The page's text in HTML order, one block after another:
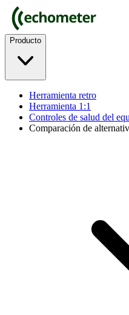
Producto
Herramienta retro
Herramienta 1:1
Controles de salud del
Comparación de